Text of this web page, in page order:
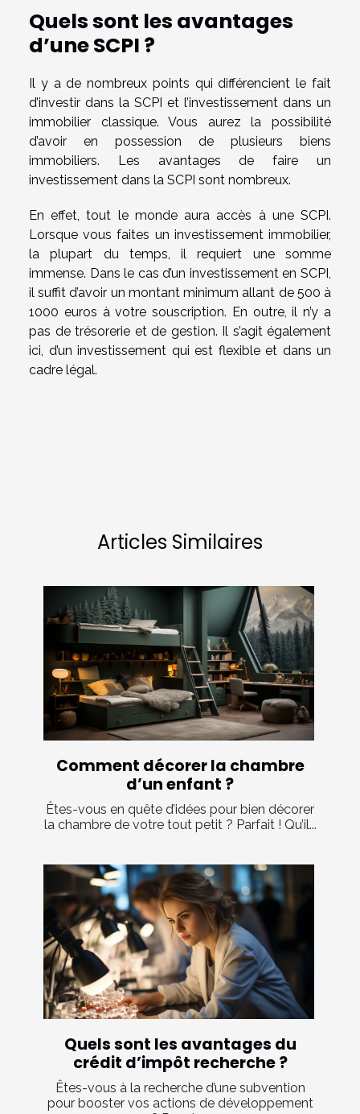
Quels sont les avantages
d’une SCPI ?
Il y a de nombreux points qui différencient le fait
d’investir dans la SCPI et l’investissement dans un
immobilier classique. Vous aurez la possibilité
d’avoir en possession de plusieurs biens
immobiliers. Les avantages de faire un
investissement dans la SCPI sont nombreux.
En effet, tout le monde aura accès à une SCPI.
Lorsque vous faites un investissement immobilier,
la plupart du temps, il requiert une somme
immense. Dans le cas d’un investissement en SCPI,
il suffit d’avoir un montant minimum allant de 500 à
1000 euros à votre souscription. En outre, il n’y a
pas de trésorerie et de gestion. Il s’agit également
ici, d’un investissement qui est flexible et dans un
cadre légal.
Articles Similaires
Comment décorer la chambre
d’un enfant ?
Êtes-vous en quête d’idées pour bien décorer
la chambre de votre tout petit ? Parfait ! Qu’il...
Quels sont les avantages du
crédit d’impôt recherche ?
Êtes-vous à la recherche d’une subvention
pour booster vos actions de développement